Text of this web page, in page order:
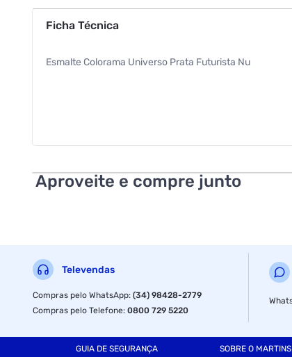
Ficha Técnica
Esmalte Colorama Universo Prata Futurista Nu
Aproveite e compre junto
Televendas
Compras pelo WhatsApp:(34) 98428-2779
Compras pelo Telefone:0800 729 5220
GUIA DE SEGURANÇA SOBRE O MARTINS